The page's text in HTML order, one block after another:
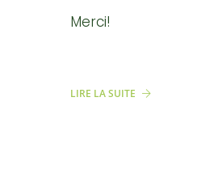
Merci!
LIRE LA SUITE